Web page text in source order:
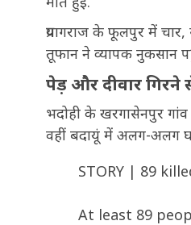
प्रयागराज के फूलपुर में
तूफान ने व्यापक नुकसान
पेड़ और दीवार
भदोही के खरगासेनपुर
वहीं बदायूं में अलग-अलग
STORY | 89
At least 89